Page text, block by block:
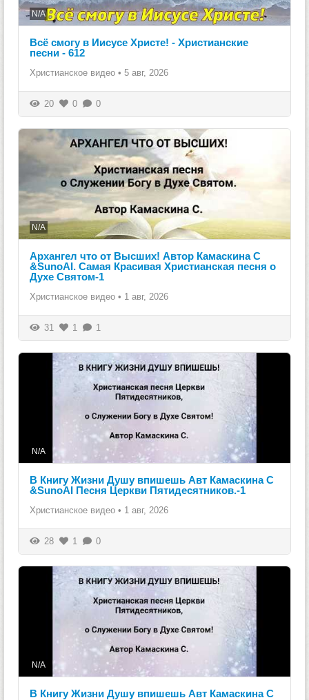
N/A
Всё смогу в Иисусе Христе! - Христианские
песни - 612
Христианское видео • 5 авг, 2026
20 0 0
N/A
Архангел что от Высших! Автор Камаскина С
&SunoAI. Самая Красивая Христианская песня о
Духе Святом-1
Христианское видео • 1 авг, 2026
31 1 1
N/A
В Книгу Жизни Душу впишешь Авт Камаскина С
&SunoAI Песня Церкви Пятидесятников.-1
Христианское видео • 1 авг, 2026
28 1 0
N/A
В Книгу Жизни Душу впишешь Авт Камаскина С